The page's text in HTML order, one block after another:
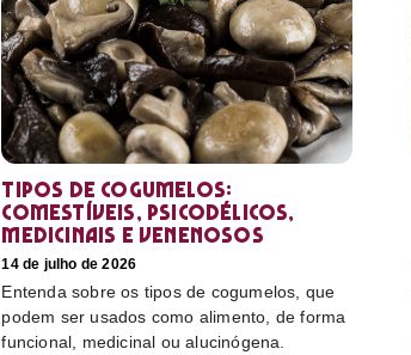
Tipos de cogumelos:
comestíveis, psicodélicos,
medicinais e venenosos
14 de julho de 2026
Entenda sobre os tipos de cogumelos, que
podem ser usados como alimento, de forma
funcional, medicinal ou alucinógena.